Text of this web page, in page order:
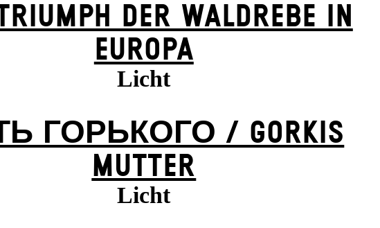
DER WALDREBE IN
EUROPA
Licht
ГОРЬКОГО / GORKIS
MUTTER
Licht